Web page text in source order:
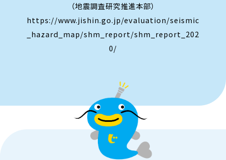
（地震調査研究推進本部）
https://www.jishin.go.jp/evaluation/seismic
_hazard_map/shm_report/shm_report_202
0/